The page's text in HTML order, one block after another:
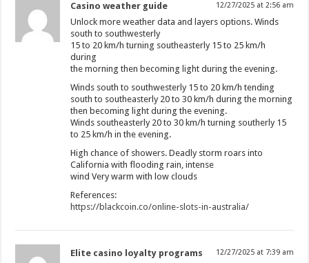
Casino weather guide 12/27/2025 at 2:56 am
Unlock more weather data and layers options. Winds
south to southwesterly
15 to 20 km/h turning southeasterly 15 to 25 km/h
during
the morning then becoming light during the evening.
Winds south to southwesterly 15 to 20 km/h tending
south to southeasterly 20 to 30 km/h during the morning
then becoming light during the evening.
Winds southeasterly 20 to 30 km/h turning southerly 15
to 25 km/h in the evening.
High chance of showers. Deadly storm roars into
California with flooding rain, intense
wind Very warm with low clouds
References:
https://blackcoin.co/online-slots-in-australia/
Elite casino loyalty programs 12/27/2025 at 7:39 am